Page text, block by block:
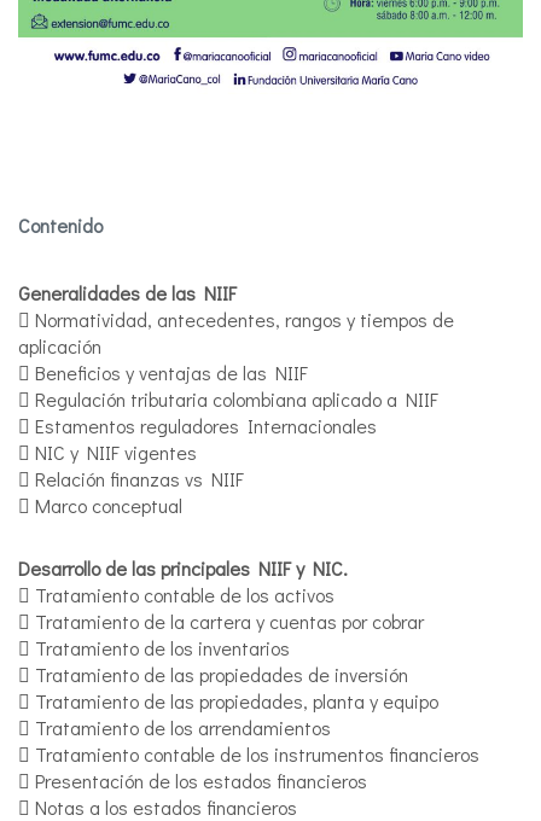
Contenido
Generalidades de las NIIF
 Normatividad, antecedentes, rangos y tiempos de
aplicación
 Beneficios y ventajas de las NIIF
 Regulación tributaria colombiana aplicado a NIIF
 Estamentos reguladores Internacionales
 NIC y NIIF vigentes
 Relación finanzas vs NIIF
 Marco conceptual
Desarrollo de las principales NIIF y NIC.
 Tratamiento contable de los activos
 Tratamiento de la cartera y cuentas por cobrar
 Tratamiento de los inventarios
 Tratamiento de las propiedades de inversión
 Tratamiento de las propiedades, planta y equipo
 Tratamiento de los arrendamientos
 Tratamiento contable de los instrumentos financieros
 Presentación de los estados financieros
 Notas a los estados financieros